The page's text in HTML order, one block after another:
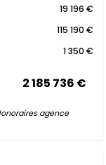
19 196 €
115 190 €
1 350 €
2 185 736 €
agence